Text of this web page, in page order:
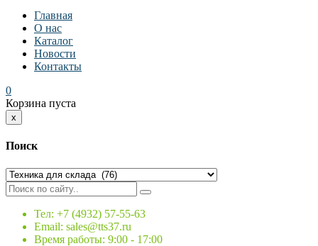
Главная
О нас
Каталог
Новости
Контакты
0
Корзина пуста
x
Поиск
Тел: +7 (4932) 57-55-63
Email: sales@tts37.ru
Время работы: 9:00 - 17:00